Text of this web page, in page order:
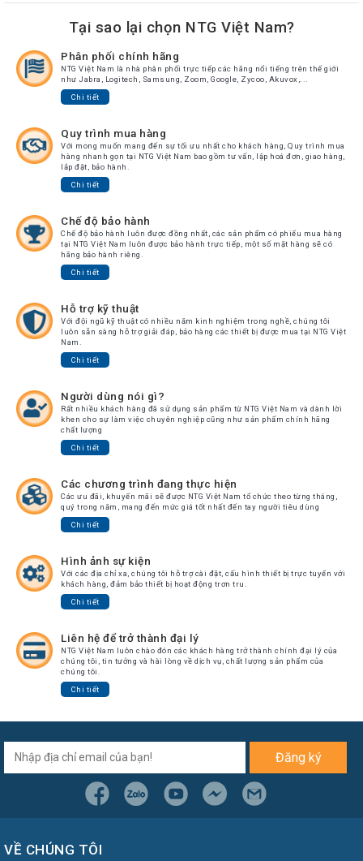
Tại sao lại chọn NTG Việt Nam?
Phân phối chính hãng
NTG Việt Nam là nhà phân phối trực tiếp các hãng nổi tiếng trên thế giới
như Jabra, Logitech, Samsung, Zoom, Google, Zycoo, Akuvox,...
Chi tiết
Quy trình mua hàng
Với mong muốn mang đến sự tối ưu nhất cho khách hàng, Quy trình mua
hàng nhanh gọn tại NTG Việt Nam bao gồm tư vấn, lập hoá đơn, giao hàng,
lắp đặt, bảo hành.
Chi tiết
Chế độ bảo hành
Chế độ bảo hành luôn được đồng nhất, các sản phẩm có phiếu mua hàng
tại NTG Việt Nam luôn được bảo hành trực tiếp, một số mặt hàng sẽ có
hãng bảo hành riêng.
Chi tiết
Hỗ trợ kỹ thuật
Với đội ngũ kỹ thuật có nhiều năm kinh nghiệm trong nghề, chúng tôi
luôn sẵn sàng hỗ trợ giải đáp, bảo hàng các thiết bị được mua tại NTG Việt
Nam.
Chi tiết
Người dùng nói gì?
Rất nhiều khách hàng đã sử dụng sản phẩm từ NTG Việt Nam và dành lời
khen cho sự làm việc chuyên nghiệp cũng như sản phẩm chính hãng
chất lượng
Chi tiết
Các chương trình đang thực hiện
Các ưu đãi, khuyến mãi sẽ được NTG Việt Nam tổ chức theo từng tháng,
quý trong năm, mang đến mức giá tốt nhất đến tay người tiêu dùng
Chi tiết
Hình ảnh sự kiện
Với các địa chỉ xa, chúng tôi hỗ trợ cài đặt, cấu hình thiết bị trực tuyến với
khách hàng, đảm bảo thiết bị hoạt động trơn tru.
Chi tiết
Liên hệ để trở thành đại lý
NTG Việt Nam luôn chào đón các khách hàng trở thành chính đại lý của
chúng tôi, tin tưởng và hài lòng về dịch vụ, chất lượng sản phẩm của
chúng tôi.
Chi tiết
Đăng ký
VỀ CHÚNG TÔI